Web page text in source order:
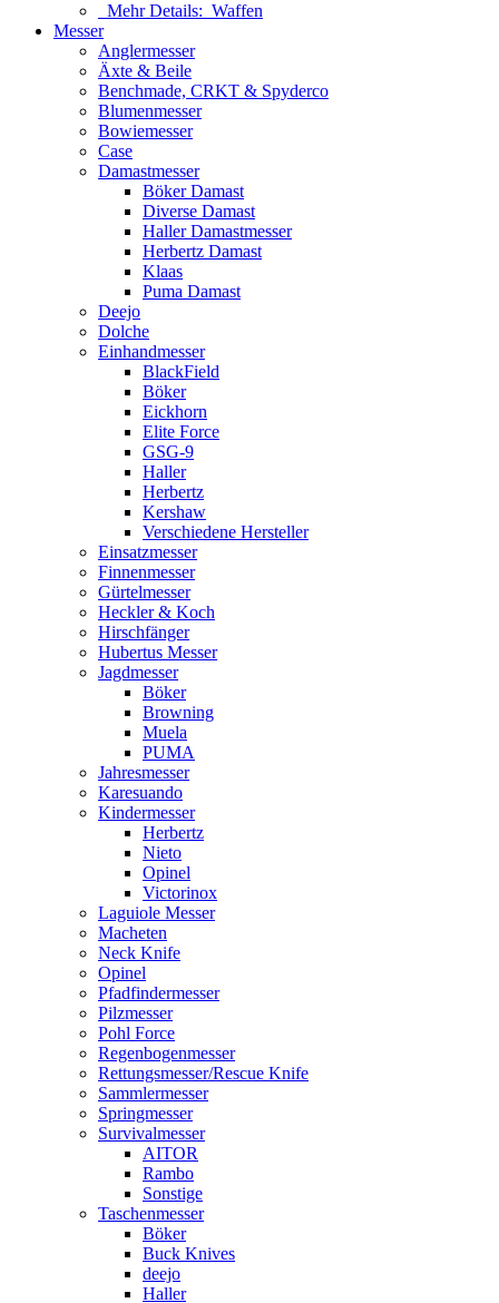
Mehr Details: Waffen
Messer
Anglermesser
Äxte & Beile
Benchmade, CRKT & Spyderco
Blumenmesser
Bowiemesser
Case
Damastmesser
Böker Damast
Diverse Damast
Haller Damastmesser
Herbertz Damast
Klaas
Puma Damast
Deejo
Dolche
Einhandmesser
BlackField
Böker
Eickhorn
Elite Force
GSG-9
Haller
Herbertz
Kershaw
Verschiedene Hersteller
Einsatzmesser
Finnenmesser
Gürtelmesser
Heckler & Koch
Hirschfänger
Hubertus Messer
Jagdmesser
Böker
Browning
Muela
PUMA
Jahresmesser
Karesuando
Kindermesser
Herbertz
Nieto
Opinel
Victorinox
Laguiole Messer
Macheten
Neck Knife
Opinel
Pfadfindermesser
Pilzmesser
Pohl Force
Regenbogenmesser
Rettungsmesser/Rescue Knife
Sammlermesser
Springmesser
Survivalmesser
AITOR
Rambo
Sonstige
Taschenmesser
Böker
Buck Knives
deejo
Haller